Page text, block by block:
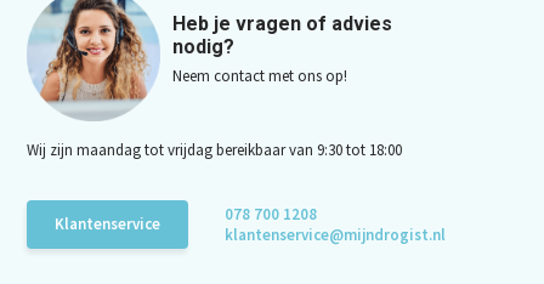
Heb je vragen of advies
nodig?
Neem contact met ons op!
Wij zijn maandag tot vrijdag bereikbaar van 9:30 tot 18:00
Klantenservice
078 700 1208
klantenservice@mijndrogist.nl